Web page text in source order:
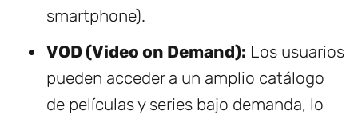
smartphone).
VOD (Video on Demand): Los usuarios
pueden acceder a un amplio catálogo
de películas y series bajo demanda, lo